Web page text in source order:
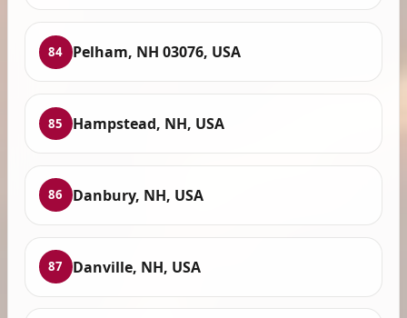
84 Pelham, NH 03076, USA
85 Hampstead, NH, USA
86 Danbury, NH, USA
87 Danville, NH, USA